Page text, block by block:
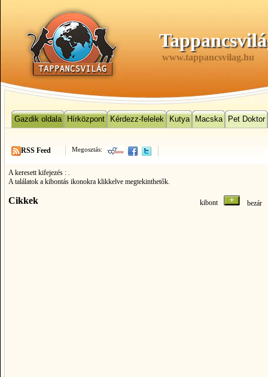
www.tappancsvilag.hu
Gazdik oldala Hírközpont Kérdezz-felelek Kutya Macska Pet Doktor
Megosztás:
RSS Feed
A keresett kifejezés : .
A találatok a kibontás ikonokra klikkelve megtekinthetők.
Cikkek kibont